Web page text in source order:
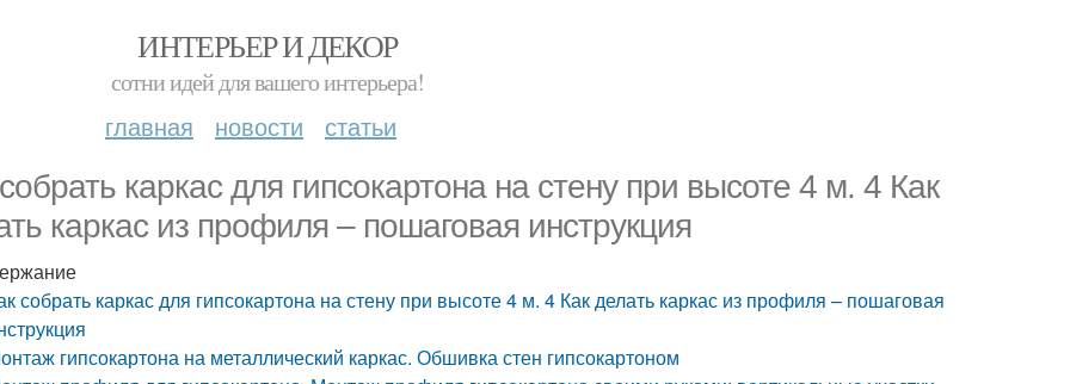
ИНТЕРЬЕР И ДЕКОР
сотни идей для вашего интерьера!
главная новости статьи
каркас для гипсокартона на стену при высоте 4 м. 4 Как
каркас из профиля – пошаговая инструкция
собрать каркас для гипсокартона на стену при высоте 4 м. 4 Как делать каркас из профиля – пошаговая
гипсокартона на металлический каркас. Обшивка стен гипсокартоном